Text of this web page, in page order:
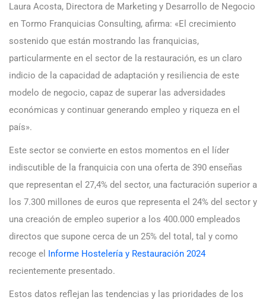
Laura Acosta, Directora de Marketing y Desarrollo de Negocio
en Tormo Franquicias Consulting, afirma: «El crecimiento
sostenido que están mostrando las franquicias,
particularmente en el sector de la restauración, es un claro
indicio de la capacidad de adaptación y resiliencia de este
modelo de negocio, capaz de superar las adversidades
económicas y continuar generando empleo y riqueza en el
país».
Este sector se convierte en estos momentos en el líder
indiscutible de la franquicia con una oferta de 390 enseñas
que representan el 27,4% del sector, una facturación superior a
los 7.300 millones de euros que representa el 24% del sector y
una creación de empleo superior a los 400.000 empleados
directos que supone cerca de un 25% del total, tal y como
recoge el Informe Hostelería y Restauración 2024
recientemente presentado.
Estos datos reflejan las tendencias y las prioridades de los